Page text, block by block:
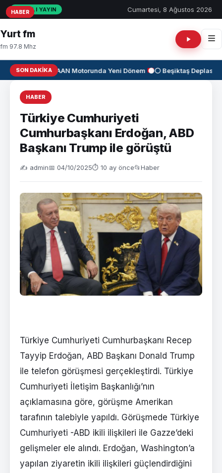
CANLI YAYIN Cumartesi, 8 Ağustos 2026
Yurt fm
fm 97.8 Mhz
SON DAKIKA
✈️KAAN Motorunda Yeni Dönem ⚫⚪ Beşiktaş
HABER
Türkiye Cumhuriyeti
Cumhurbaşkanı Erdoğan, ABD
Başkanı Trump ile görüştü
✍️ admin📅 04/10/2025⏱ 10 ay önce📂Haber
Türkiye Cumhuriyeti Cumhurbaşkanı Recep
Tayyip Erdoğan, ABD Başkanı Donald Trump
ile telefon görüşmesi gerçekleştirdi. Türkiye
Cumhuriyeti İletişim Başkanlığı’nın
açıklamasına göre, görüşme Amerikan
tarafının talebiyle yapıldı. Görüşmede Türkiye
Cumhuriyeti -ABD ikili ilişkileri ile Gazze’deki
gelişmeler ele alındı. Erdoğan, Washington’a
yapılan ziyaretin ikili ilişkileri güçlendirdiğini
HABER
HABER
HABER